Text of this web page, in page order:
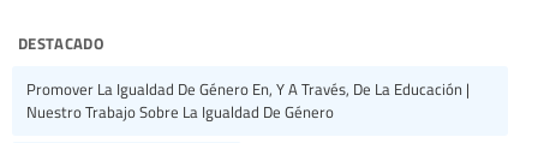
destacado
Promover La Igualdad De Género En, Y A Través, De La Educación |
Nuestro Trabajo Sobre La Igualdad De Género